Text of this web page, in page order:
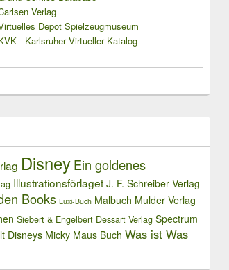
Verlag
Depot Spielzeugmuseum
- Karlsruher Virtueller Katalog
DisneyEin goldenes
Illustrationsförlaget J. F. Schreiber Verlag
Books Luxi-Buch Malbuch Mulder Verlag
Siebert & Engelbert Dessart Verlag Spectrum
Disneys Micky Maus Buch Was ist Was